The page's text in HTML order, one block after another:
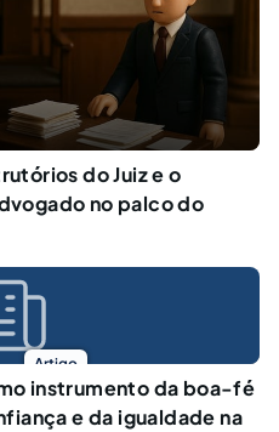
do Juiz e o
no palco do
Artigo
instrumento da boa-fé
e da igualdade na